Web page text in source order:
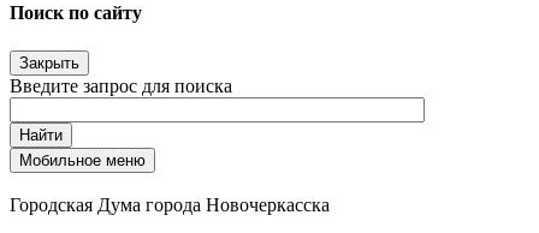
Поиск по сайту
Закрыть
Введите запрос для поиска
Найти
Мобильное меню
Городская Дума города Новочеркасска